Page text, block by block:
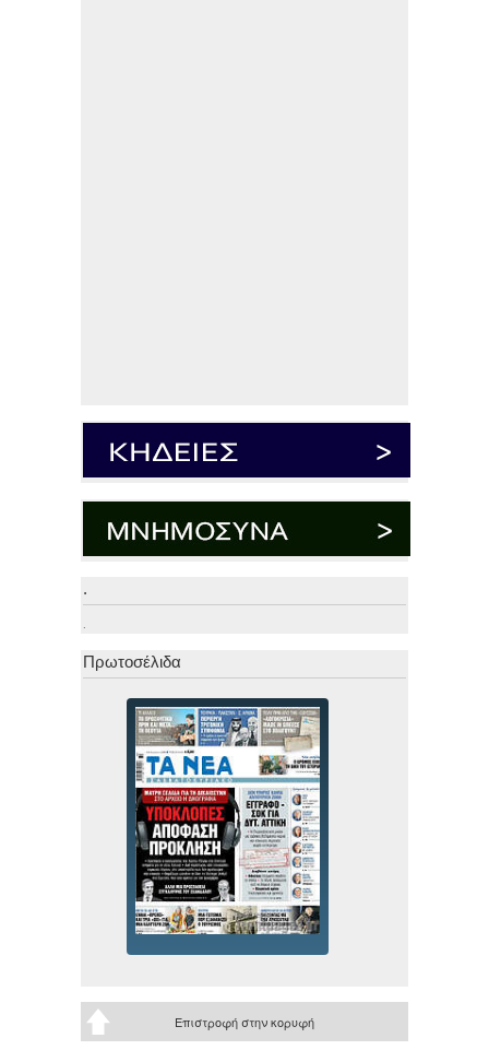
.
.
Πρωτοσέλιδα
Επιστροφή στην κορυφή